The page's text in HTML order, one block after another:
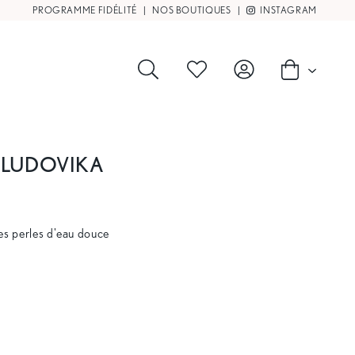
PROGRAMME FIDÉLITÉ | NOS BOUTIQUES | INSTAGRAM
perles d'eau douce